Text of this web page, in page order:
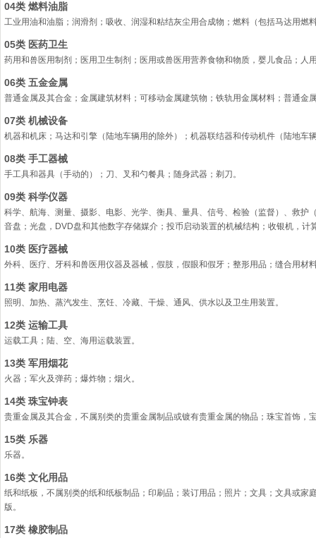
04类 燃料油脂
工业用油和油脂；润滑剂；吸收、润湿和粘结灰尘用合成物；燃料（包括马达用燃
05类 医药卫生
药用和兽医用制剂；医用卫生制剂；医用或兽医用营养食物和物质，婴儿食品；
06类 五金金属
普通金属及其合金；金属建筑材料；可移动金属建筑物；铁轨用金属材料；普通
07类 机械设备
机器和机床；马达和引擎（陆地车辆用的除外）；机器联结器和传动机件（陆地车
08类 手工器械
手工具和器具（手动的）；刀、叉和勺餐具；随身武器；剃刀。
09类 科学仪器
科学、航海、测量、摄影、电影、光学、衡具、量具、信号、检验（监督）、救
音盘；光盘，DVD盘和其他数字存储媒介；投币启动装置的机械结构；收银机，
10类 医疗器械
外科、医疗、牙科和兽医用仪器及器械，假肢，假眼和假牙；整形用品；缝合用材
11类 家用电器
照明、加热、蒸汽发生、烹饪、冷藏、干燥、通风、供水以及卫生用装置。
12类 运输工具
运载工具；陆、空、海用运载装置。
13类 军用烟花
火器；军火及弹药；爆炸物；烟火。
14类 珠宝钟表
贵重金属及其合金，不属别类的贵重金属制品或镀有贵重金属的物品；珠宝首饰，
15类 乐器
乐器。
16类 文化用品
纸和纸板，不属别类的纸和纸板制品；印刷品；装订用品；照片；文具；文具或
版。
17类 橡胶制品